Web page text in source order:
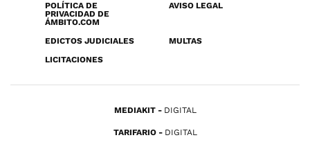
POLÍTICA DE
PRIVACIDAD DE
ÁMBITO.COM
AVISO LEGAL
EDICTOS JUDICIALES
MULTAS
LICITACIONES
MEDIAKIT DIGITAL
TARIFARIO DIGITAL